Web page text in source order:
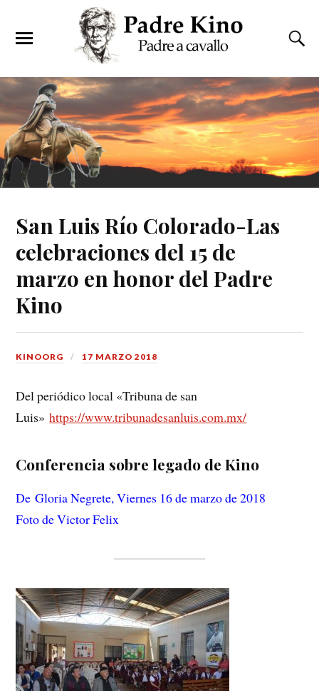
San Luis Río Colorado-Las
celebraciones del 15 de
marzo en honor del Padre
Kino
KINOORG 17 MARZO 2018
Del periódico local «Tribuna de san
Luis»https://www.tribunadesanluis.com.mx/
Conferencia sobre legado de Kino
De Gloria Negrete, Viernes 16 de marzo de 2018
Foto de Victor Felix